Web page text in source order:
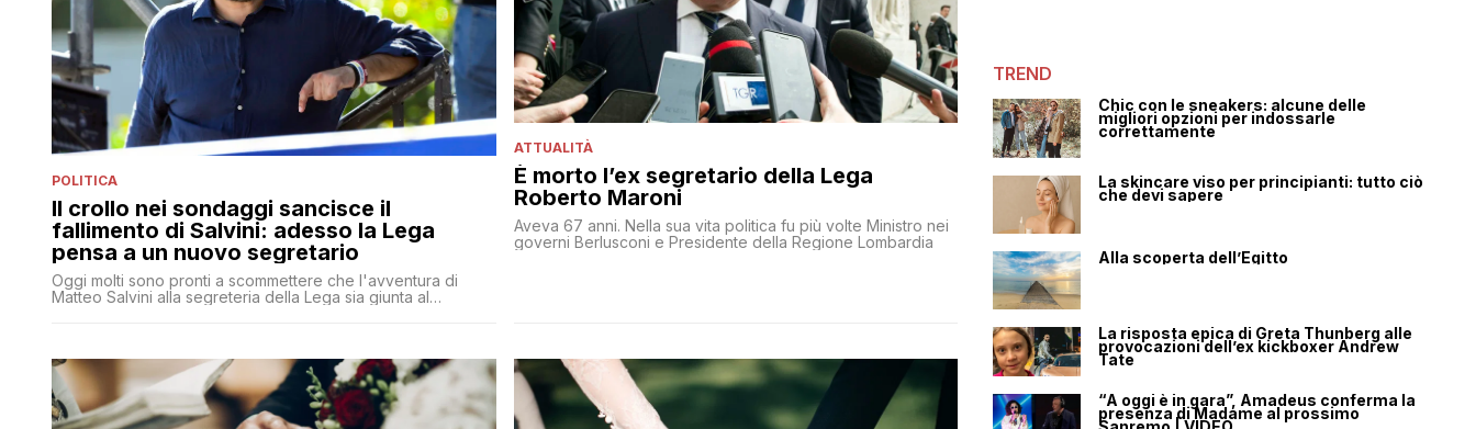
POLITICA
Il crollo nei sondaggi sancisce il
fallimento di Salvini: adesso la Lega
pensa a un nuovo segretario
Oggi molti sono pronti a scommettere che l'avventura di
Matteo Salvini alla segreteria della Lega sia giunta al
ATTUALITÀ
È morto l’ex segretario della Lega
Roberto Maroni
Aveva 67 anni. Nella sua vita politica fu più volte Ministro nei
governi Berlusconi e Presidente della Regione Lombardia
TREND
Chic con le sneakers: alcune delle
migliori opzioni per indossarle
correttamente
La skincare viso per principianti: tutto ciò
che devi sapere
Alla scoperta dell’Egitto
La risposta epica di Greta Thunberg alle
provocazioni dell’ex kickboxer Andrew
Tate
“A oggi è in gara”, Amadeus conferma la
presenza di Madame al prossimo